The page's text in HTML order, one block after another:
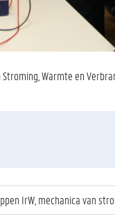
Warmte en
IrW, mechanica van